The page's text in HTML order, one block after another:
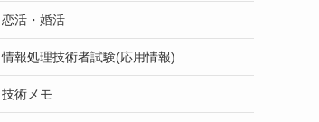
恋活・婚活
情報処理技術者試験(応用情報)
技術メモ